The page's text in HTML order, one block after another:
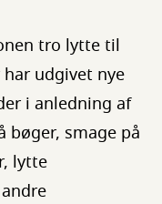
tro lytte til
udgivet nye
i anledning af
bøger, smage på
lytte